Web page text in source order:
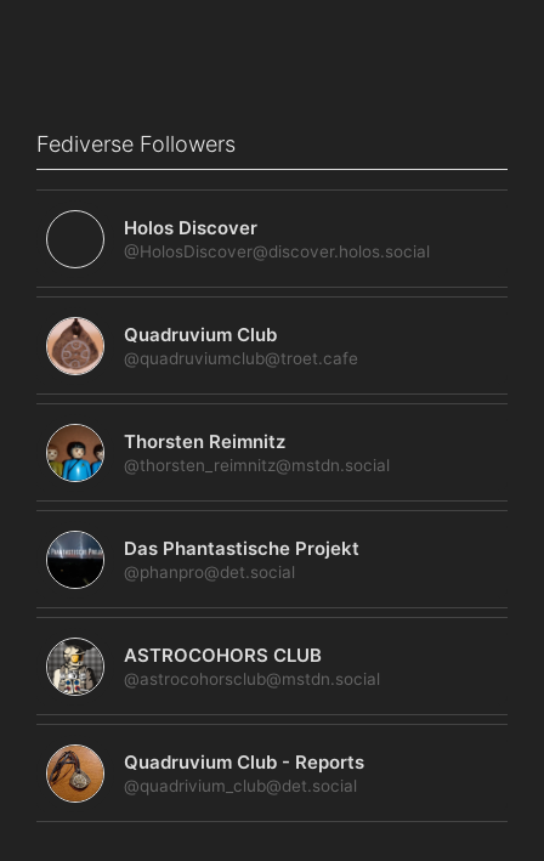
Fediverse Followers
Holos Discover
@HolosDiscover@discover.holos.social
Quadruvium Club
@quadruviumclub@troet.cafe
Thorsten Reimnitz
@thorsten_reimnitz@mstdn.social
Das Phantastische Projekt
@phanpro@det.social
ASTROCOHORS CLUB
@astrocohorsclub@mstdn.social
Quadruvium Club - Reports
@quadrivium_club@det.social